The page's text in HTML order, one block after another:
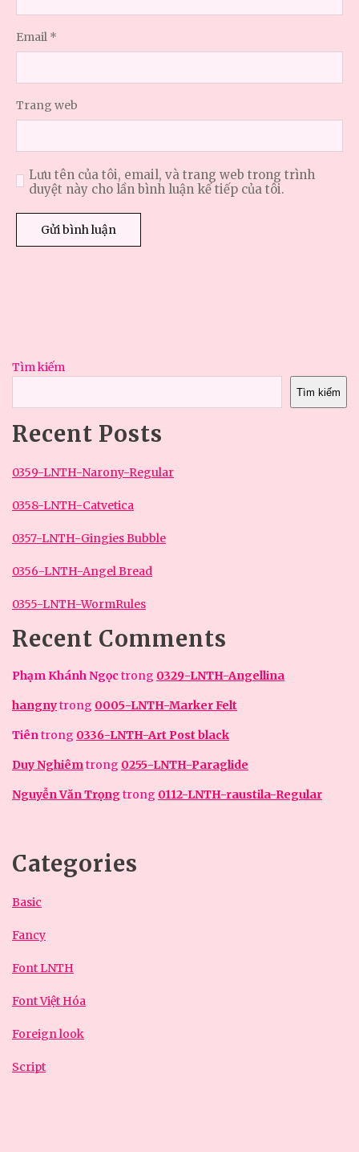
Email *
Trang web
Lưu tên của tôi, email, và trang web trong trình
duyệt này cho lần bình luận kế tiếp của tôi.
Tìm kiếm
Tìm kiếm
Recent Posts
0359-LNTH-Narony-Regular
0358-LNTH-Catvetica
0357-LNTH-Gingies Bubble
0356-LNTH-Angel Bread
0355-LNTH-WormRules
Recent Comments
Phạm Khánh Ngọc trong 0329-LNTH-Angellina
hangnytrong 0005-LNTH-Marker Felt
Tiêntrong 0336-LNTH-Art Post black
Duy Nghiêmtrong 0255-LNTH-Paraglide
Nguyễn Văn Trọngtrong 0112-LNTH-raustila-Regular
Categories
Basic
Fancy
Font LNTH
Font Việt Hóa
Foreign look
Script